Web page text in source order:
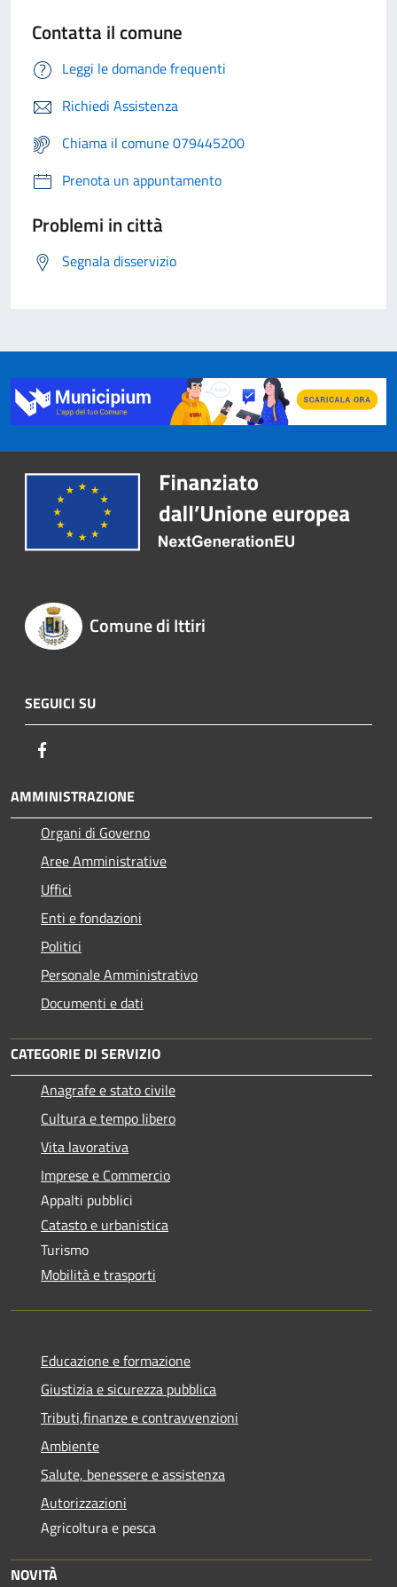
Contatta il comune
Leggi le domande frequenti
Richiedi Assistenza
Chiama il comune 079445200
Prenota un appuntamento
Problemi in città
Segnala disservizio
Comune di Ittiri
SEGUICI SU
AMMINISTRAZIONE
Organi di Governo
Aree Amministrative
Uffici
Enti e fondazioni
Politici
Personale Amministrativo
Documenti e dati
CATEGORIE DI SERVIZIO
Anagrafe e stato civile
Cultura e tempo libero
Vita lavorativa
Imprese e Commercio
Appalti pubblici
Catasto e urbanistica
Turismo
Mobilità e trasporti
Educazione e formazione
Giustizia e sicurezza pubblica
Tributi,finanze e contravvenzioni
Ambiente
Salute, benessere e assistenza
Autorizzazioni
Agricoltura e pesca
NOVITÀ